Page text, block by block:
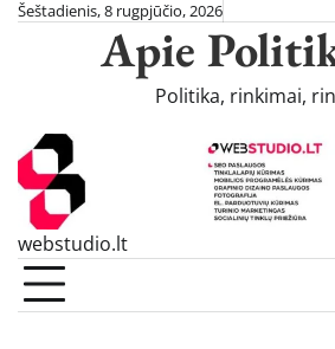
SkipŠeštadienis, 8 rugpjūčio, 2026
Apie
Politika, rinkimai,
webstudio.lt